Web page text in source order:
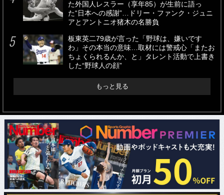
た外国人レスラー（享年85）が生前に語っ
た“日本への感謝”…ドリー・ファンク・ジュニ
アとアントニオ猪木の名勝負
板東英二79歳が言った「野球は、嫌いです
わ」その本当の意味…取材には警戒心「またお
ちょくられるんか、と」タレント活動で上書き
した“野球人の顔”
もっと見る